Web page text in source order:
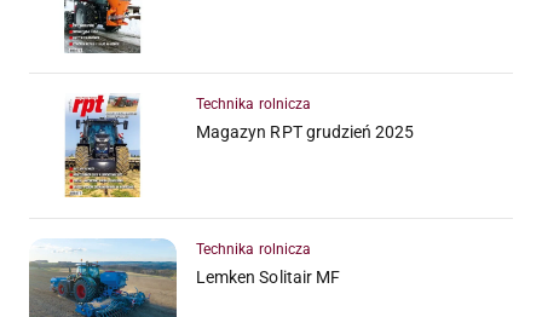
Technika rolnicza
Magazyn RPT grudzień 2025
Technika rolnicza
Lemken Solitair MF